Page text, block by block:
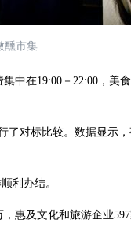
醺市集
在19:00－22:00，美
对标比较。数据显示
利办结。
惠及文化和旅游企业